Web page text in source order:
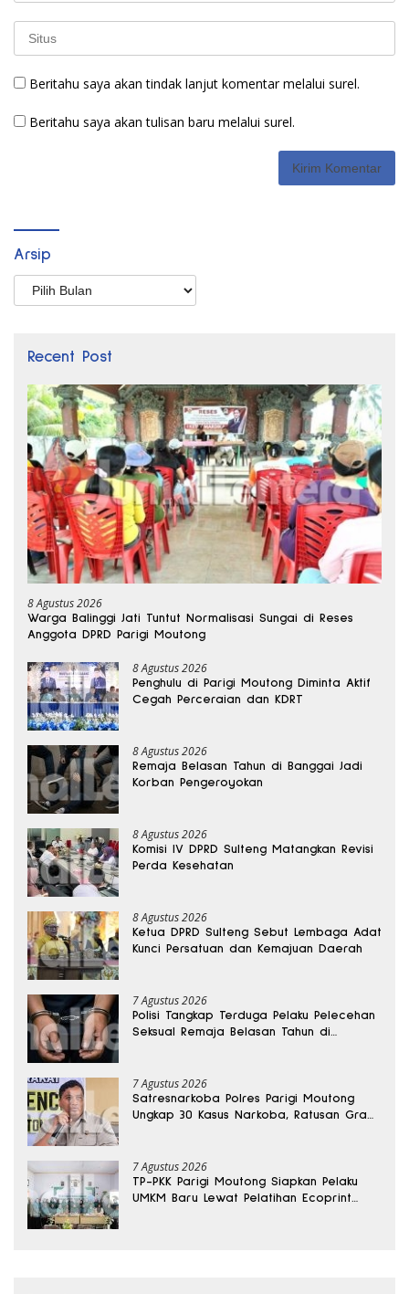
Beritahu saya akan tindak lanjut komentar melalui surel.
Beritahu saya akan tulisan baru melalui surel.
Arsip
Arsip
Recent Post
8 Agustus 2026
Warga Balinggi Jati Tuntut Normalisasi Sungai di Reses
Anggota DPRD Parigi Moutong
8 Agustus 2026
Penghulu di Parigi Moutong Diminta Aktif
Cegah Perceraian dan KDRT
8 Agustus 2026
Remaja Belasan Tahun di Banggai Jadi
Korban Pengeroyokan
8 Agustus 2026
Komisi IV DPRD Sulteng Matangkan Revisi
Perda Kesehatan
8 Agustus 2026
Ketua DPRD Sulteng Sebut Lembaga Adat
Kunci Persatuan dan Kemajuan Daerah
7 Agustus 2026
Polisi Tangkap Terduga Pelaku Pelecehan
Seksual Remaja Belasan Tahun di
7 Agustus 2026
Satresnarkoba Polres Parigi Moutong
Ungkap 30 Kasus Narkoba, Ratusan Gram
7 Agustus 2026
TP-PKK Parigi Moutong Siapkan Pelaku
UMKM Baru Lewat Pelatihan Ecoprint